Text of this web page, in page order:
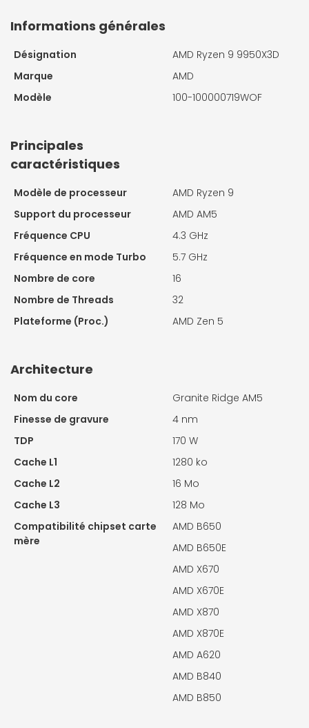
Informations générales
Désignation
AMD Ryzen 9 9950X3D
Marque
AMD
Modèle
100-100000719WOF
Principales
caractéristiques
Modèle de processeur
AMD Ryzen 9
Support du processeur
AMD AM5
Fréquence CPU
4.3 GHz
Fréquence en mode Turbo
5.7 GHz
Nombre de core
16
Nombre de Threads
32
Plateforme (Proc.)
AMD Zen 5
Architecture
Nom du core
Granite Ridge AM5
Finesse de gravure
4 nm
TDP
170 W
Cache L1
1280 ko
Cache L2
16 Mo
Cache L3
128 Mo
Compatibilité chipset carte
mère
AMD B650
AMD B650E
AMD X670
AMD X670E
AMD X870
AMD X870E
AMD A620
AMD B840
AMD B850